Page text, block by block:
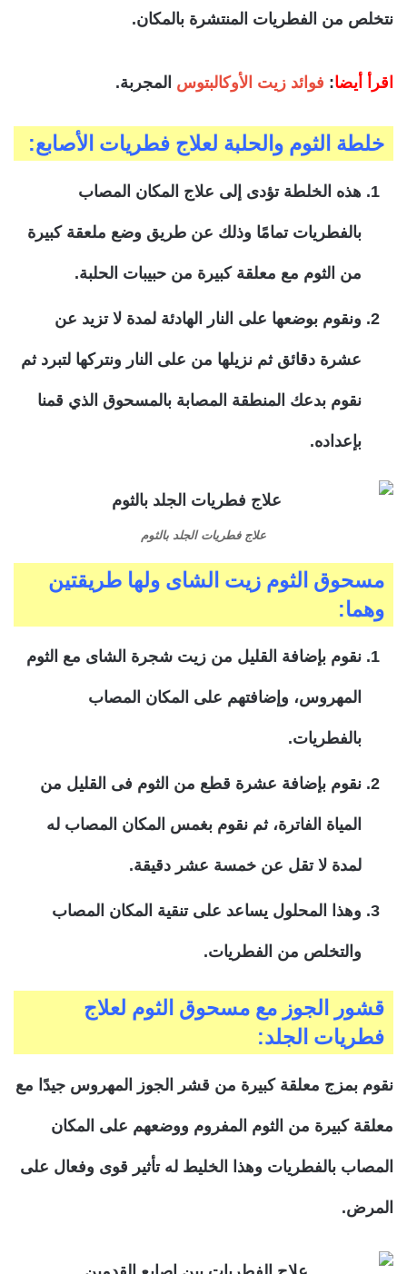
نتخلص من الفطريات المنتشرة بالمكان.
اقرأ أيضا: فوائد زيت الأوكالبتوس المجربة.
خلطة الثوم والحلبة لعلاج فطريات الأصابع:
هذه الخلطة تؤدى إلى علاج المكان المصاب
بالفطريات تمامًا وذلك عن طريق وضع ملعقة كبيرة
من الثوم مع معلقة كبيرة من حبيبات الحلبة.
ونقوم بوضعها على النار الهادئة لمدة لا تزيد عن
عشرة دقائق ثم نزيلها من على النار ونتركها لتبرد ثم
نقوم بدعك المنطقة المصابة بالمسحوق الذي قمنا
بإعداده.
علاج فطريات الجلد بالثوم
مسحوق الثوم زيت الشاى ولها طريقتين
وهما:
نقوم بإضافة القليل من زيت شجرة الشاى مع الثوم
المهروس، وإضافتهم على المكان المصاب
بالفطريات.
نقوم بإضافة عشرة قطع من الثوم فى القليل من
المياة الفاترة، ثم نقوم بغمس المكان المصاب له
لمدة لا تقل عن خمسة عشر دقيقة.
وهذا المحلول يساعد على تنقية المكان المصاب
والتخلص من الفطريات.
قشور الجوز مع مسحوق الثوم لعلاج
فطريات الجلد:
نقوم بمزج معلقة كبيرة من قشر الجوز المهروس جيدًا مع
معلقة كبيرة من الثوم المفروم ووضعهم على المكان
المصاب بالفطريات وهذا الخليط له تأثير قوى وفعال على
المرض.